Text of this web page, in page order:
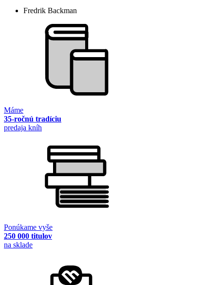
Fredrik Backman
Máme
35-ročnú tradíciu
predaja kníh
Ponúkame vyše
250 000 titulov
na sklade